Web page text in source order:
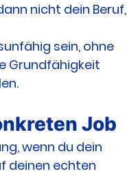
nicht dein Beruf,
sein, ohne
Grundfähigkeit
Job
wenn du dein
deinen echten